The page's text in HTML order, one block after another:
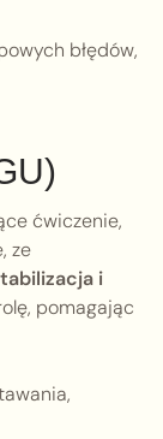
błędów,
ćwiczenie,
ze
i
pomagając